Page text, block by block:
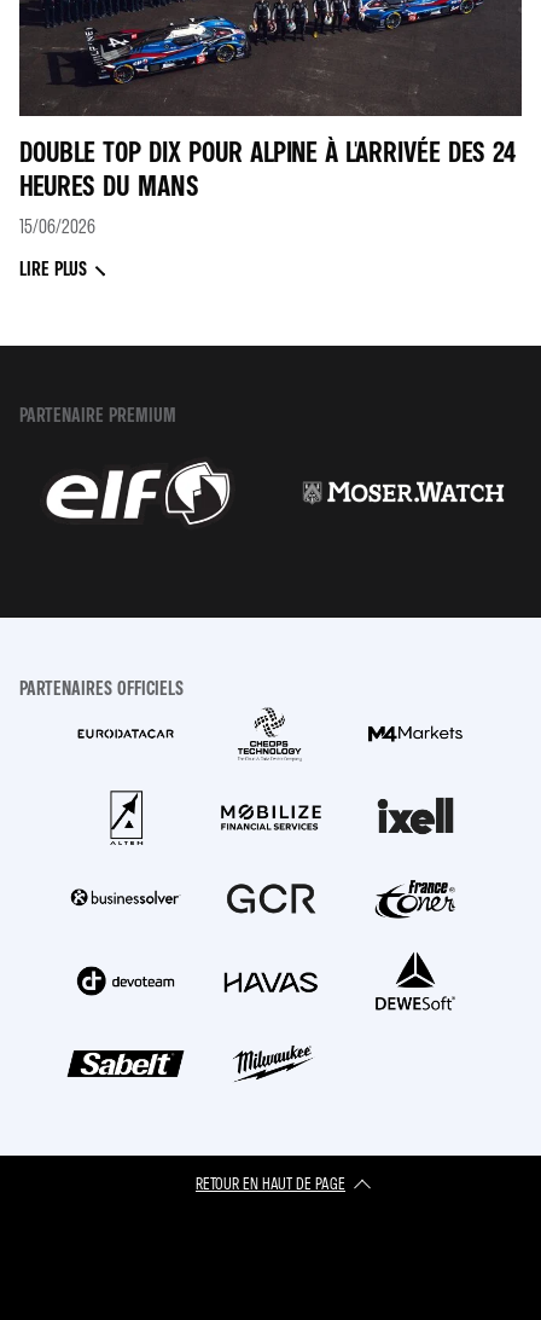
DOUBLE TOP DIX POUR ALPINE À L'ARRIVÉE DES 24
HEURES DU MANS
15/06/2026
LIRE PLUS
PARTENAIRE PREMIUM
PARTENAIRES OFFICIELS
RETOUR EN HAUT DE PAGE​